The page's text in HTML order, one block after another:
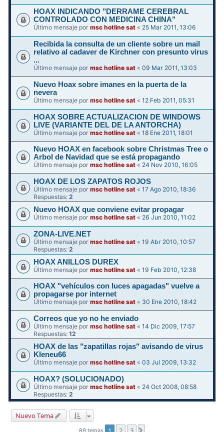
HOAX INDICANDO "DERRAME CEREBRAL
CONTROLADO CON MEDICINA CHINA"
Último mensaje pormsc hotline sat « 25 Mar 2011, 13:06
Recibida la consulta de un cliente sobre un mail
relativo al cadaver de Kirchner con presunto virus
...
Último mensaje pormsc hotline sat «09 Mar 2011, 13:03
Nuevo Hoax sobre imanes en la puerta de la
nevera
Último mensaje pormsc hotline sat «12 Feb 2011, 05:31
HOAX SOBRE ACTUALIZACION DE WINDOWS
LIVE (VARIANTE DEL DE LA ANTORCHA)
Último mensaje pormsc hotline sat «18 Ene 2011, 18:01
Nuevo HOAX en facebook sobre Christmas Tree o
Arbol de Navidad que se está propagando
Último mensaje pormsc hotline sat « 24 Nov 2010, 16:05
HOAX DE LOS ZAPATOS ROJOS
Último mensaje pormsc hotline sat «17 Ago 2010, 18:36
Respuestas:2
Nuevo HOAX que conviene evitar propagar
Último mensaje pormsc hotline sat « 26 Jun 2010, 11:02
ZONA-LIVE.NET
Último mensaje pormsc hotline sat «19 Abr 2010, 10:57
Respuestas:2
HOAX ANILLOS DUREX
Último mensaje pormsc hotline sat «19 Feb 2010, 12:38
HOAX "vehículos con luces apagadas" vuelve a
propagarse por internet
Último mensaje pormsc hotline sat « 30 Ene 2010, 18:42
Correos que yo no he enviado
Último mensaje pormsc hotline sat «14 Dic 2009, 17:57
Respuestas:12
HOAX de las "zapatillas rojas" avisando de virus
Kleneu66
Último mensaje pormsc hotline sat «03 Jul 2009, 13:32
HOAX? (SOLUCIONADO)
Último mensaje pormsc hotline sat « 24 Oct 2008, 08:58
Respuestas:2
Nuevo Tema
89 temas